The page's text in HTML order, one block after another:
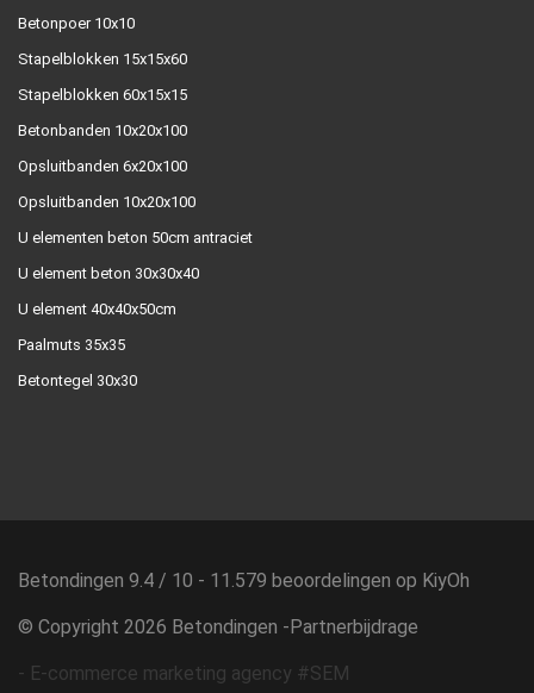
Betonpoer 10x10
Stapelblokken 15x15x60
Stapelblokken 60x15x15
Betonbanden 10x20x100
Opsluitbanden 6x20x100
Opsluitbanden 10x20x100
U elementen beton 50cm antraciet
U element beton 30x30x40
U element 40x40x50cm
Paalmuts 35x35
Betontegel 30x30
Betondingen 9.4 / 10 - 11.579 beoordelingen op KiyOh
© Copyright 2026 Betondingen - Partnerbijdrage
- E-commerce marketing agency #SEM